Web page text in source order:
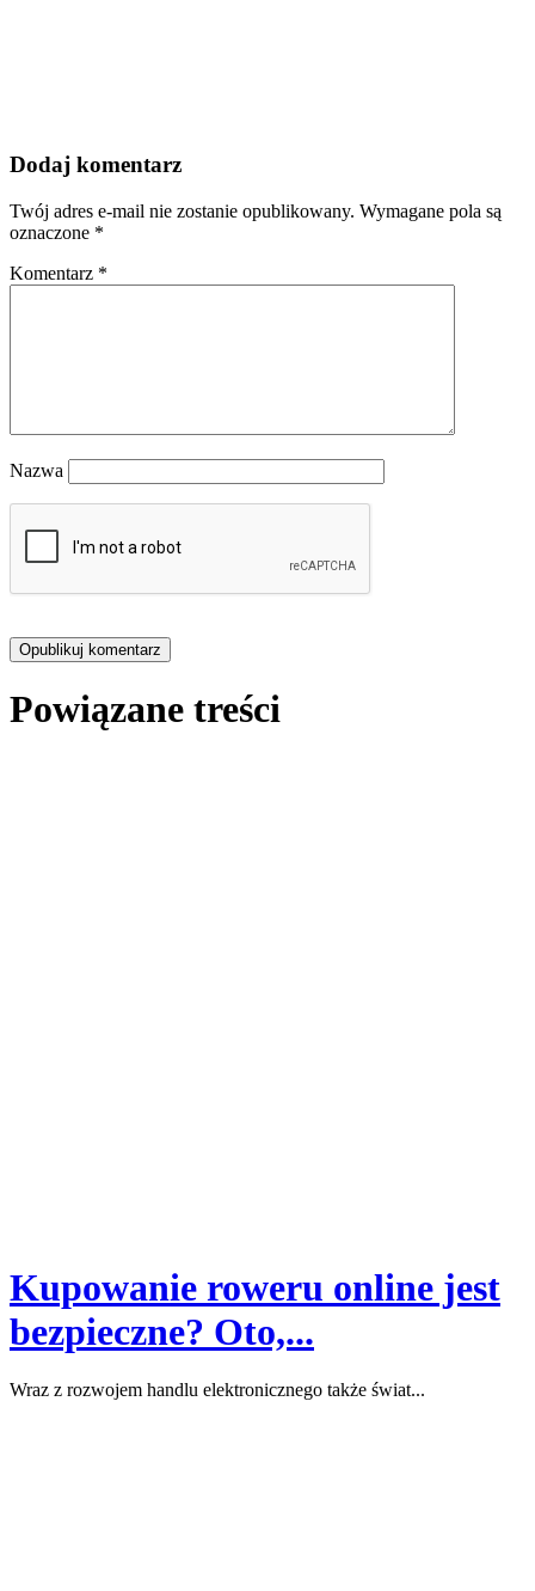
Dodaj komentarz
Twój adres e-mail nie zostanie opublikowany. Wymagane pola są
oznaczone *
Komentarz *
Nazwa
Powiązane treści
Kupowanie roweru online jest
bezpieczne? Oto,...
Wraz z rozwojem handlu elektronicznego także świat...